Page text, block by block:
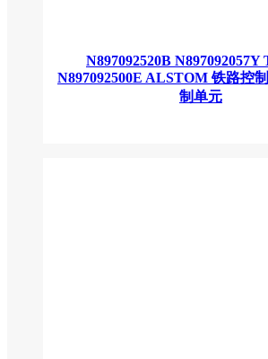
N897092520B N897092057Y
N897092500E ALSTOM 铁路控
制单元